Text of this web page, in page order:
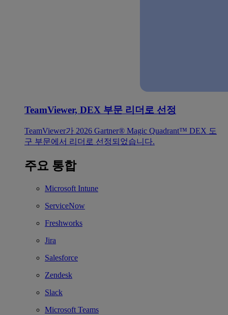
TeamViewer, DEX 부문 리더로 선정
TeamViewer가 2026 Gartner® Magic Quadrant™ DEX 도
구 부문에서 리더로 선정되었습니다.
주요 통합
Microsoft Intune
ServiceNow
Freshworks
Jira
Salesforce
Zendesk
Slack
Microsoft Teams